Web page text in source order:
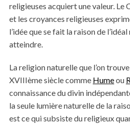
religieuses acquiert une valeur. Le
et les croyances religieuses
l’idée que se fait la raison de
atteindre.
La religion naturelle que l’on
XVIIIème siècle comme Humeou
connaissance du divin
la seule lumière naturelle de la
est ce qui subsiste du religieux